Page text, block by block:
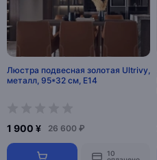
Люстра подвесная золотая Ultrivy,
металл, 95*32 см, Е14
1 900 ¥ 26 600 ₽
10